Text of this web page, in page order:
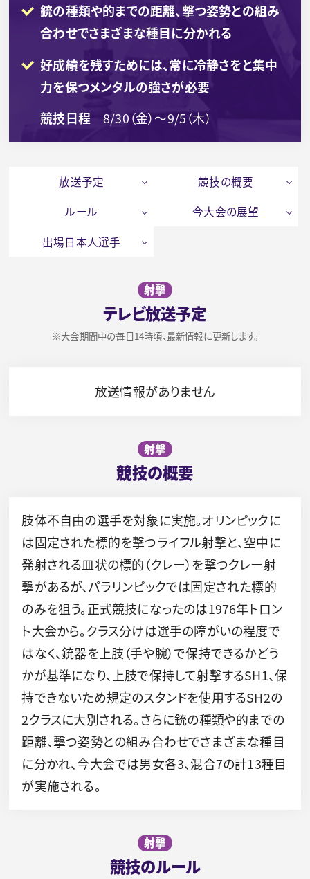
銃の種類や的までの距離、撃つ姿勢との組み
合わせでさまざまな種目に分かれる
好成績を残すためには、常に冷静さをと集中
力を保つメンタルの強さが必要
競技日程
8/30（金）～9/5（木）
放送予定
競技の概要
ルール
今大会の展望
出場日本人選手
射撃
テレビ放送予定
※大会期間中の毎日14時頃、最新情報に更新します。
放送情報がありません
射撃
競技の概要
肢体不自由の選手を対象に実施。オリンピックに
は固定された標的を撃つライフル射撃と、空中に
発射される皿状の標的（クレー）を撃つクレー射
撃があるが、パラリンピックでは固定された標的
のみを狙う。正式競技になったのは1976年トロン
ト大会から。クラス分けは選手の障がいの程度で
はなく、銃器を上肢（手や腕）で保持できるかどう
かが基準になり、上肢で保持して射撃するSH1、保
持できないため規定のスタンドを使用するSH2の
2クラスに大別される。さらに銃の種類や的までの
距離、撃つ姿勢との組み合わせでさまざまな種目
に分かれ、今大会では男女各3、混合7の計13種目
が実施される。
射撃
競技のルール